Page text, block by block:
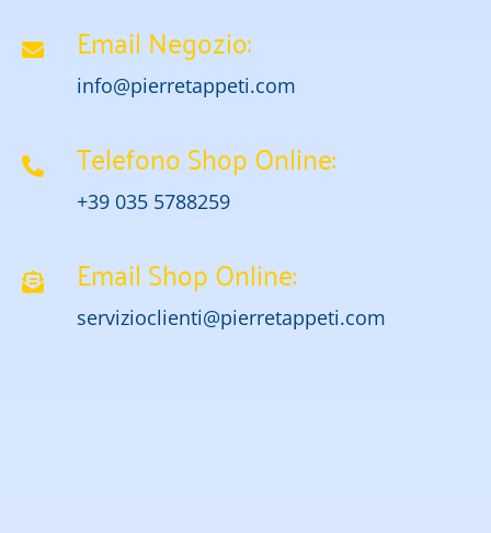
Email Negozio:
info@pierretappeti.com
Telefono Shop Online:
+39 035 5788259
Email Shop Online:
servizioclienti@pierretappeti.com